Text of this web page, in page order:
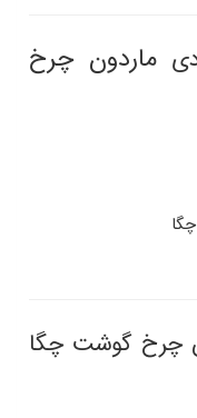
ماردون چرخ
چرخ گوشت چگا